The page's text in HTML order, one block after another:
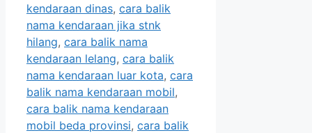
kendaraan dinas, cara balik
nama kendaraan jika stnk
hilang, cara balik nama
kendaraan lelang, cara balik
nama kendaraan luar kota, cara
balik nama kendaraan mobil,
cara balik nama kendaraan
mobil beda provinsi, cara balik